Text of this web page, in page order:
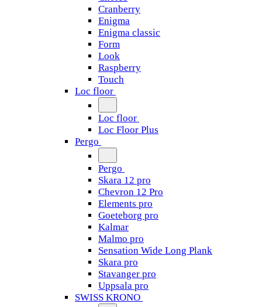
Cranberry
Enigma
Enigma classic
Form
Look
Raspberry
Touch
Loc floor
Loc floor
Loc Floor Plus
Pergo
Pergo
Skara 12 pro
Chevron 12 Pro
Elements pro
Goeteborg pro
Kalmar
Malmo pro
Sensation Wide Long Plank
Skara pro
Stavanger pro
Uppsala pro
SWISS KRONO